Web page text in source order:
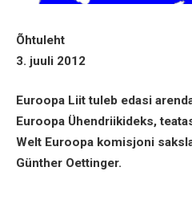
Õhtuleht
3. juuli 2012
Euroopa Liit tuleb edasi
Euroopa Ühendriikideks,
Welt Euroopa komisjoni
Günther Oettinger.